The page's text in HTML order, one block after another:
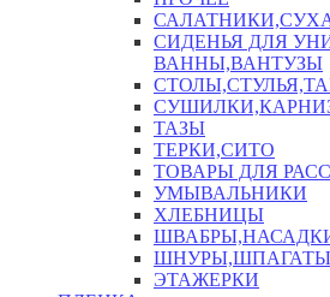
СИДЕНЬЯ ДЛЯ
ВАННЫ,ВАНТУЗЫ
ТАЗЫ
ТЕРКИ,СИТО
ТОВАРЫ ДЛЯ
УМЫВАЛЬНИКИ
ХЛЕБНИЦЫ
ЭТАЖЕРКИ